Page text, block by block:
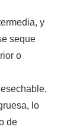
y
seque
o
lo
de